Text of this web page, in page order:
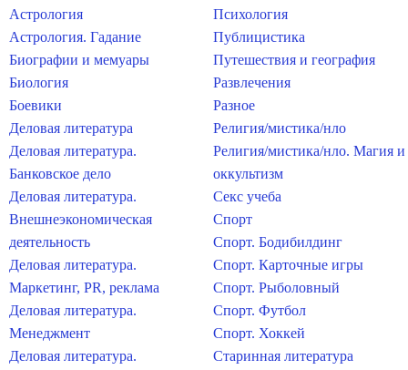
Астрология
Астрология. Гадание
Биографии и мемуары
Биология
Боевики
Деловая литература
Деловая литература.
Банковское дело
Деловая литература.
Внешнеэкономическая
деятельность
Деловая литература.
Маркетинг, PR, реклама
Деловая литература.
Менеджмент
Деловая литература.
Психология
Публицистика
Путешествия и география
Развлечения
Разное
Религия/мистика/нло
Религия/мистика/нло. Магия и
оккультизм
Секс учеба
Спорт
Спорт. Бодибилдинг
Спорт. Карточные игры
Спорт. Рыболовный
Спорт. Футбол
Спорт. Хоккей
Старинная литература